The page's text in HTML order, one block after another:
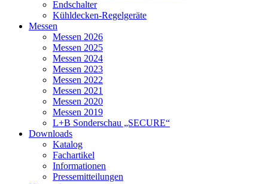
Endschalter
Kühldecken-Regelgeräte
Messen
Messen 2026
Messen 2025
Messen 2024
Messen 2023
Messen 2022
Messen 2021
Messen 2020
Messen 2019
L+B Sonderschau „SECURE“
Downloads
Katalog
Fachartikel
Informationen
Pressemitteilungen